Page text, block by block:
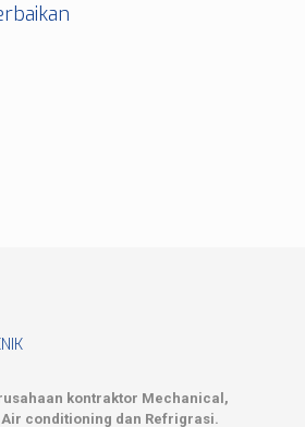
kontraktor Mechanical,
conditioning dan Refrigrasi.